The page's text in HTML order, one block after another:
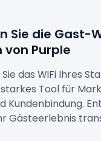
Sie die Gast-
Purple
das WiFi Ihres
Tool für
Kundenbindung.
Gästeerlebnis